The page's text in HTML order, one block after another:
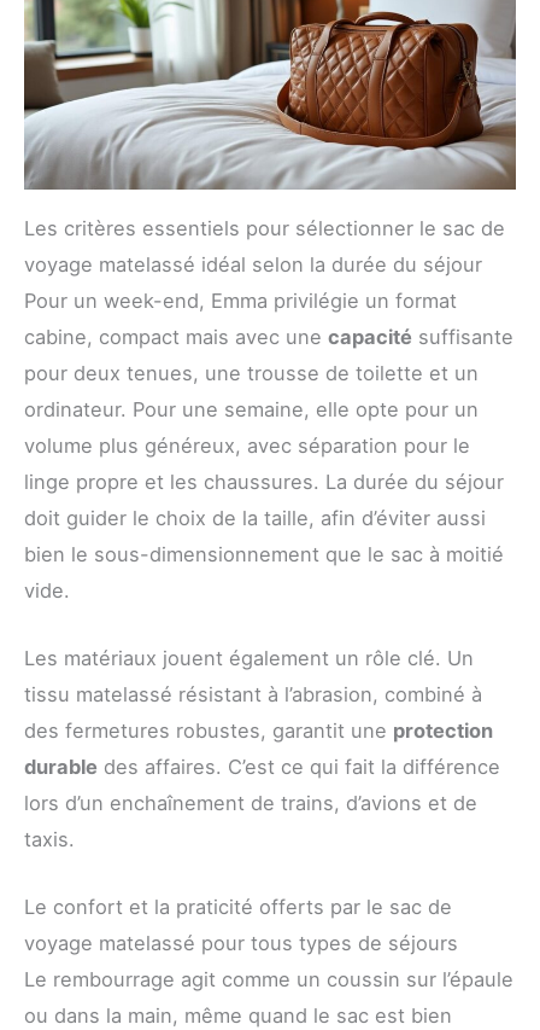
Les critères essentiels pour sélectionner le sac de
voyage matelassé idéal selon la durée du séjour
Pour un week-end, Emma privilégie un format
cabine, compact mais avec une capacité suffisante
pour deux tenues, une trousse de toilette et un
ordinateur. Pour une semaine, elle opte pour un
volume plus généreux, avec séparation pour le
linge propre et les chaussures. La durée du séjour
doit guider le choix de la taille, afin d’éviter aussi
bien le sous-dimensionnement que le sac à moitié
vide.
Les matériaux jouent également un rôle clé. Un
tissu matelassé résistant à l’abrasion, combiné à
des fermetures robustes, garantit une protection
durable des affaires. C’est ce qui fait la différence
lors d’un enchaînement de trains, d’avions et de
taxis.
Le confort et la praticité offerts par le sac de
voyage matelassé pour tous types de séjours
Le rembourrage agit comme un coussin sur l’épaule
ou dans la main, même quand le sac est bien